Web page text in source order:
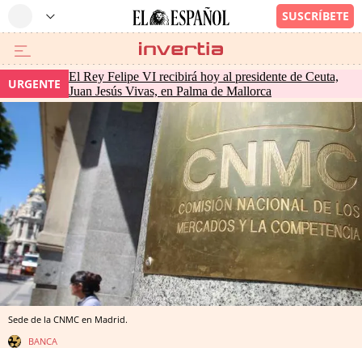
URGENTE
El Rey Felipe VI recibirá hoy al presidente de Ceuta,
Juan Jesús Vivas, en Palma de Mallorca
Sede de la CNMC en Madrid.
BANCA